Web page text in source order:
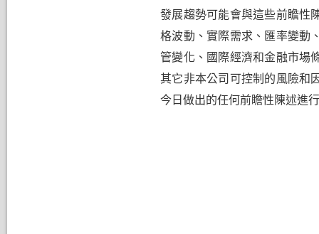
發展趨勢可能會與這些前瞻性
格波動、實際需求、匯率變動
管變化、國際經濟和金融市場
其它非本公司可控制的風險和
今日做出的任何前瞻性陳述進